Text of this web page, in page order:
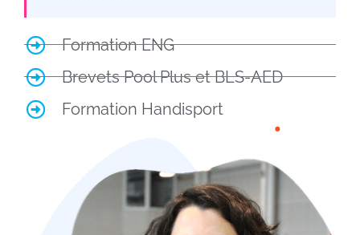
FormationENG
Brevets Pool Plus et BLS-AED
Formation Handisport